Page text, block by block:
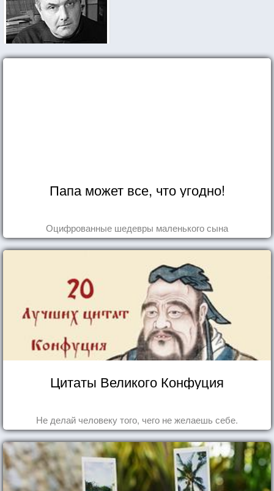
Папа может все, что угодно!
Оцифрованные шедевры маленького сына
Цитаты Великого Конфуция
Не делай человеку того, чего не желаешь себе.